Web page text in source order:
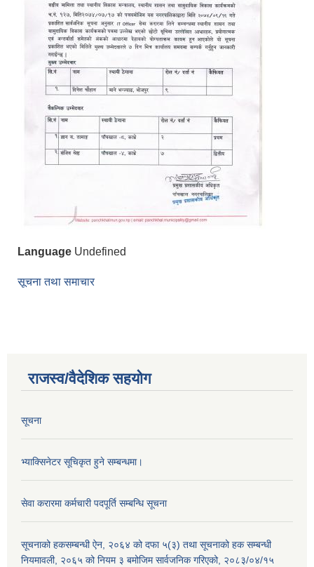
Language Undefined
सूचना तथा समाचार
राजस्व/वैदेशिक सहयोग
सूचना
भ्याक्सिनेटर सूचिकृत हुने सम्बन्धमा।
सेवा करारमा कर्मचारी पदपूर्ति सम्बन्धि सूचना
सूचनाको हकसम्बन्धी ऐन, २०६४ को दफा ५(३) तथा सूचनाको हक सम्बन्धी
नियमावली, २०६५ को नियम ३ बमोजिम सार्वजनिक गरिएको, २०८३/०४/१५